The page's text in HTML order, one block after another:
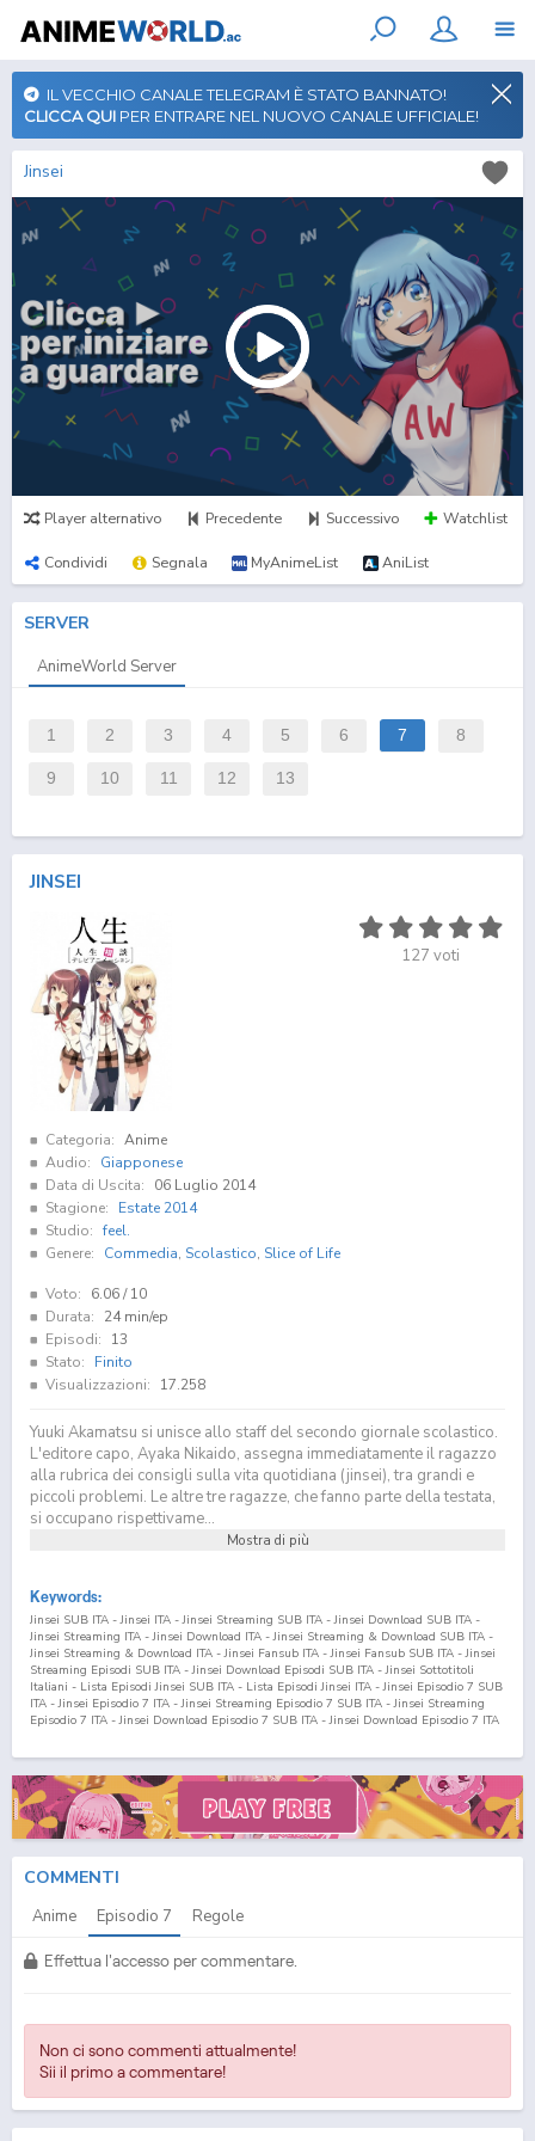
IL VECCHIO CANALE TELEGRAM È STATO BANNATO!
CLICCA QUI PER ENTRARE NEL NUOVO CANALE UFFICIALE!
Jinsei
Player alternativo Precedente Successivo Watchlist
Condividi Segnala MyAnimeList AniList
SERVER
AnimeWorld Server
1 2 3 4 5 6 7 8
9 10 11 12 13
JINSEI
127 voti
Categoria: Anime
Audio:
Giapponese
Data di Uscita:
06 Luglio 2014
Stagione:
Estate 2014
Studio: feel.
Genere:
Commedia, Scolastico, Slice of Life
Voto: 6.06/ 10
Durata:
24 min/ep
Episodi:
13
Stato:
Finito
Visualizzazioni:
17.258
Yuuki Akamatsu si unisce allo staff del secondo giornale scolastico.
L'editore capo, Ayaka Nikaido, assegna immediatamente il ragazzo
alla rubrica dei consigli sulla vita quotidiana (jinsei), tra grandi e
piccoli problemi. Le altre tre ragazze, che fanno parte della testata,
si occupano rispettivame...
Mostra di più
Keywords:
Jinsei SUB ITA - Jinsei ITA - Jinsei Streaming SUB ITA - Jinsei Download SUB ITA -
Jinsei Streaming ITA - Jinsei Download ITA - Jinsei Streaming & Download SUB ITA -
Jinsei Streaming & Download ITA - Jinsei Fansub ITA - Jinsei Fansub SUB ITA - Jinsei
Streaming Episodi SUB ITA - Jinsei Download Episodi SUB ITA - Jinsei Sottotitoli
Italiani - Lista Episodi Jinsei SUB ITA - Lista Episodi Jinsei ITA - Jinsei Episodio 7 SUB
ITA - Jinsei Episodio 7 ITA - Jinsei Streaming Episodio 7 SUB ITA - Jinsei Streaming
Episodio 7 ITA - Jinsei Download Episodio 7 SUB ITA - Jinsei Download Episodio 7 ITA
COMMENTI
Anime Episodio 7 Regole
Effettua l'accesso per commentare.
Non ci sono commenti attualmente!
Sii il primo a commentare!